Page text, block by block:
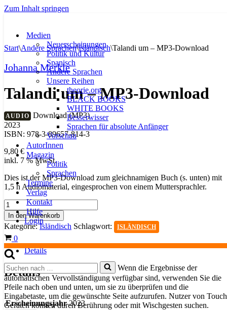
Zum Inhalt springen
Medien
Neuerscheinungen
Politik und Kultur
Spanisch
Andere Sprachen
Unsere Reihen
theorie.org
BLACK BOOKS
WHITE BOOKS
Besserwisser
Sprachen für absolute Anfänger
Vorschau
AutorInnen
Magazin
Politik
Sprachen
Termine
Verlag
Kontakt
Hilfe
Login
Warenkorb
0
Suchen
nach …
Wenn die Ergebnisse der
automatischen Vervollständigung verfügbar sind, verwenden Sie die
Pfeile nach oben und unten, um sie zu überprüfen und die
Eingabetaste, um die gewünschte Seite aufzurufen. Nutzer von
Geräten können durch Berührung oder mit Wischgesten suchen.
Start\Andere Sprachen\Isländisch\Talandi um – MP3-Download
Johanna Merkle
Talandi um – MP3-Download
AUDIO Download (MP3)
2023
ISBN: 978-3-89657-814-3
9,80 €
inkl. 7 % MwSt.
Dies ist der MP3-Download zum gleichnamigen Buch (s. unten) mit
1,5 h Audiomaterial, eingesprochen von einem Muttersprachler.
Talandi
um
-
MP3-
Download
Menge
In den Warenkorb
Kategorie:Isländisch Schlagwort: ISLÄNDISCH
Details
Details
Erscheinungsjahr 2023